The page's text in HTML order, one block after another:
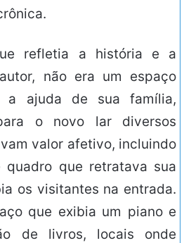
refletia a história e a
não era um espaço
a ajuda de sua família,
o novo lar diversos
valor afetivo, incluindo
quadro que retratava sua
os visitantes na entrada.
que exibia um piano e
de livros, locais onde